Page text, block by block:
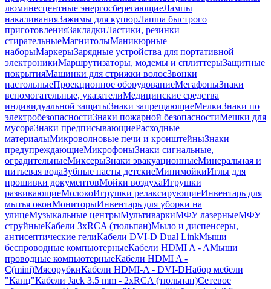
люминесцентные энергосберегающиеЛампы
накаливанияЗажимы для купюрЛапша быстрого
приготовленияЗакладкиЛастики, резинки
стирательныеМагнитолыМаникюрные
наборыМаркерыЗарядные устройства для портативной
электроникиМаршрутизаторы, модемы и сплиттерыЗащитные
покрытияМашинки для стрижки волосЗвонки
настольныеПроекционное оборудованиеМегафоныЗнаки
вспомогательные, указателиМедицинские средства
индивидуальной защитыЗнаки запрещающиеМелкиЗнаки по
электробезопасностиЗнаки пожарной безопасностиМешки для
мусораЗнаки предписывающиеРасходные
материалыМикроволновые печи и кронштейныЗнаки
предупреждающиеМикрофоныЗнаки сигнальные,
оградительныеМиксерыЗнаки эвакуационныеМинеральная и
питьевая водаЗубные пасты детскиеМинимойкиИглы для
прошивки документовМойки воздухаИгрушки
развивающиеМолокоИгрушки релаксирующиеИнвентарь для
мытья оконМониторыИнвентарь для уборки на
улицеМузыкальные центрыМультиваркиМФУ лазерныеМФУ
струйныеКабели 3xRCA (тюльпан)Мыло и диспенсеры,
антисептические гелиКабели DVI-D Dual LinkМыши
беспроводные компьютерныеКабели HDMI A - AМыши
проводные компьютерныеКабели HDMI A -
C(mini)МясорубкиКабели HDMI-A - DVI-DНабор мебели
"Канц"Кабели Jack 3.5 mm - 2xRCA (тюльпан)Сетевое